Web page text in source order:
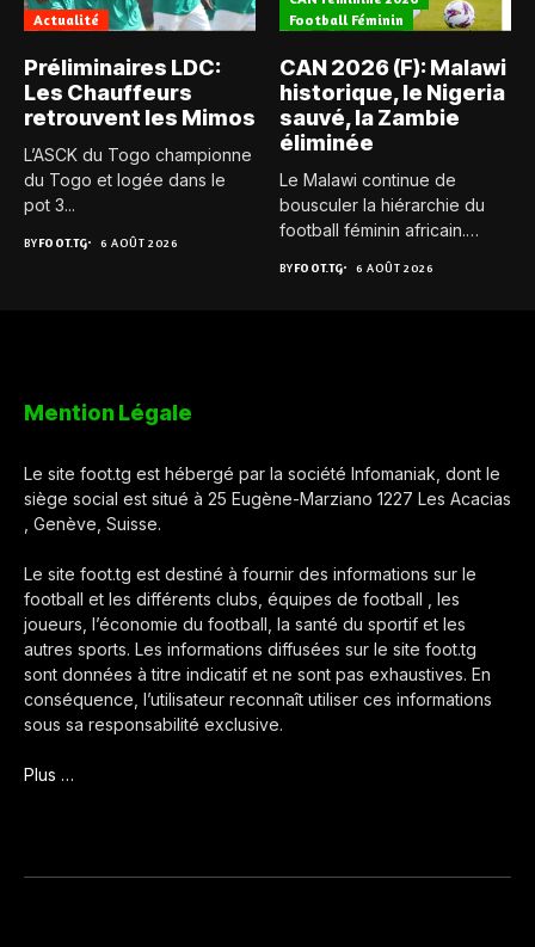
Actualité
Préliminaires LDC:
Les Chauffeurs
retrouvent les Mimos
L’ASCK du Togo championne
du Togo et logée dans le
pot 3...
BYFOOT.TG 6 AOÛT 2026
Football Féminin
CAN 2026 (F): Malawi
historique, le Nigeria
sauvé, la Zambie
éliminée
Le Malawi continue de
bousculer la hiérarchie du
football féminin africain.
BYFOOT.TG 6 AOÛT 2026
Mention Légale
Le site foot.tg est hébergé par la société Infomaniak, dont le
siège social est situé à 25 Eugène-Marziano 1227 Les Acacias
, Genève, Suisse.
Le site foot.tg est destiné à fournir des informations sur le
football et les différents clubs, équipes de football , les
joueurs, l’économie du football, la santé du sportif et les
autres sports. Les informations diffusées sur le site foot.tg
sont données à titre indicatif et ne sont pas exhaustives. En
conséquence, l’utilisateur reconnaît utiliser ces informations
sous sa responsabilité exclusive.
Plus …